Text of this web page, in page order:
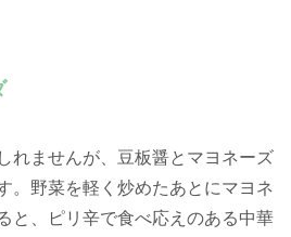
れませんが、豆板醤とマヨネーズ
。野菜を軽く炒めたあとにマヨネ
と、ピリ辛で食べ応えのある中華